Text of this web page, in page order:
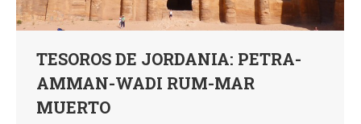
TESOROS DE JORDANIA: PETRA-
AMMAN-WADI RUM-MAR
MUERTO